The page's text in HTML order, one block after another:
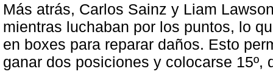
Más atrás, Carlos Sainz y Liam
mientras luchaban por los puntos, lo
en boxes para reparar daños. Esto
ganar dos posiciones y colocarse 15º,